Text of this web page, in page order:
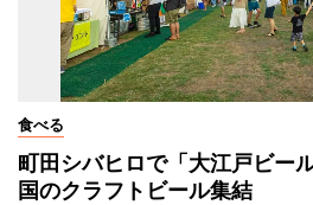
食べる
町田シバヒロで「大江戸ビ
国のクラフトビール集結